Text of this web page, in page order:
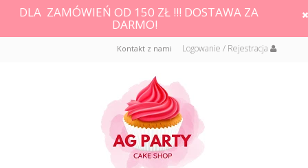
DLA ZAMÓWIEŃ OD 150 ZŁ !!! DOSTAWA ZA
DARMO!
Logowanie / Rejestracja
Kontakt z nami